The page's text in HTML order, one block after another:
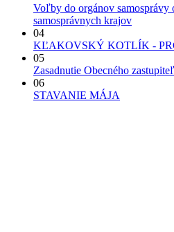
Voľby do orgánov
samosprávnych krajov
04
KĽAKOVSKÝ KOTLÍK -
05
Zasadnutie Obecného
06
STAVANIE MÁJA